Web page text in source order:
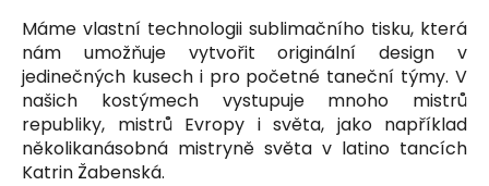
Máme vlastní technologii sublimačního tisku, která
nám umožňuje vytvořit originální design v
jedinečných kusech i pro početné taneční týmy. V
našich kostýmech vystupuje mnoho mistrů
republiky, mistrů Evropy i světa, jako například
několikanásobná mistryně světa v latino tancích
Katrin Žabenská.
a
j
í
t
?